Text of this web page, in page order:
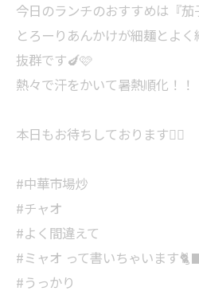
今日のランチのおすすめは『茄
とろーりあんかけが細麺とよ
抜群です🍆🩷
熱々で汗をかいて暑熱順化！！
本日もお待ちしております🙇‍♀️
#中華市場炒
#チャオ
#よく間違えて
#ミャオ って書いちゃいます
#うっかり